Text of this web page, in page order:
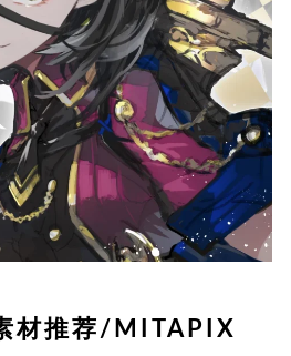
材推荐/MITAPIX